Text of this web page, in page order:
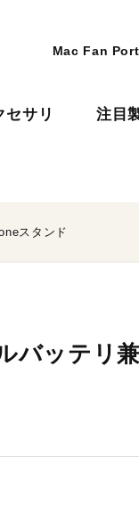
Mac Fan
セサリ 注目
スタンド
バッテリ